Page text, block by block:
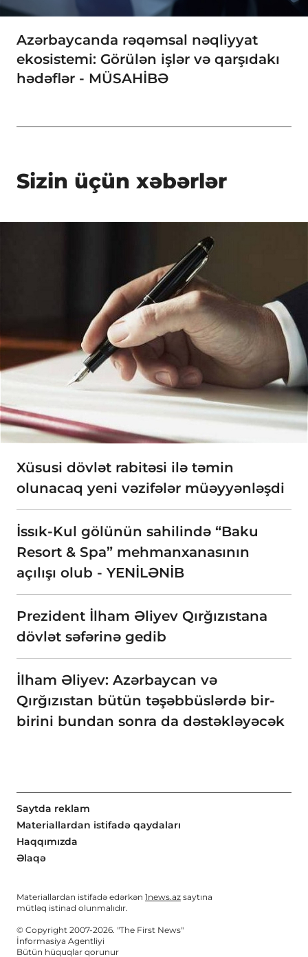
Azərbaycanda rəqəmsal nəqliyyat
ekosistemi: Görülən işlər və qarşıdakı
hədəflər - MÜSAHİBƏ
Sizin üçün xəbərlər
Xüsusi dövlət rabitəsi ilə təmin
olunacaq yeni vəzifələr müəyyənləşdi
İssık-Kul gölünün sahilində “Baku
Resort & Spa” mehmanxanasının
açılışı olub - YENİLƏNİB
Prezident İlham Əliyev Qırğızıstana
dövlət səfərinə gedib
İlham Əliyev: Azərbaycan və
Qırğızıstan bütün təşəbbüslərdə bir-
birini bundan sonra da dəstəkləyəcək
Saytda reklam
Materiallardan istifadə qaydaları
Haqqımızda
Əlaqə
Materiallardan istifadə edərkən 1news.az saytına
mütləq istinad olunmalıdır.
© Copyright 2007-2026. "The First News"
İnformasiya Agentliyi
Bütün hüquqlar qorunur